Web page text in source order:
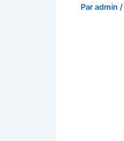
Paradmin /